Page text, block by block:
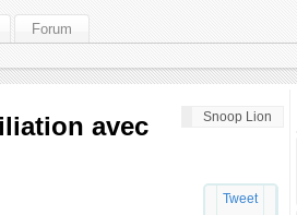
Forum
Snoop Lion
avec
Tweet